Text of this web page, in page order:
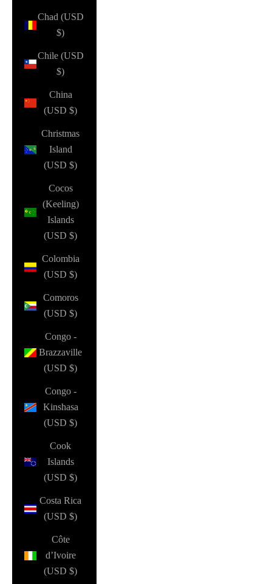
Chad (USD
$)
Chile (USD
$)
China
(USD $)
Christmas
Island
(USD $)
Cocos
(Keeling)
Islands
(USD $)
Colombia
(USD $)
Comoros
(USD $)
Congo -
Brazzaville
(USD $)
Congo -
Kinshasa
(USD $)
Cook
Islands
(USD $)
Costa Rica
(USD $)
Côte
d’Ivoire
(USD $)